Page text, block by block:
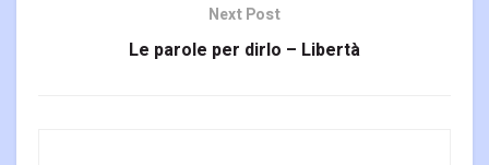
Next Post
Le parole per dirlo – Libertà